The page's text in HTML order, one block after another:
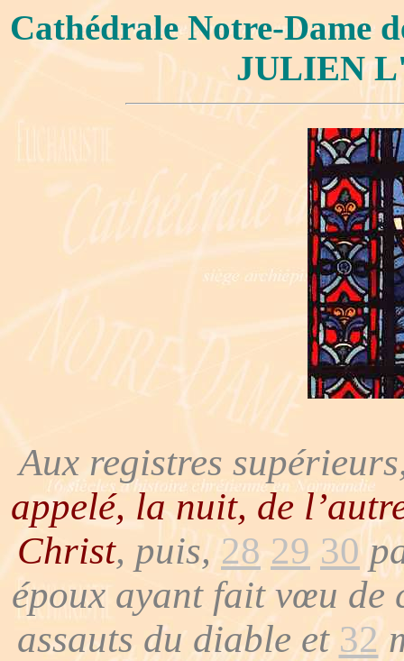
Cathédrale Notre-Dame
JULIEN
Aux registres
appelé, la nuit, de
Christ, puis, 28 29 30
époux ayant fait vœu de
assauts du diable et 32